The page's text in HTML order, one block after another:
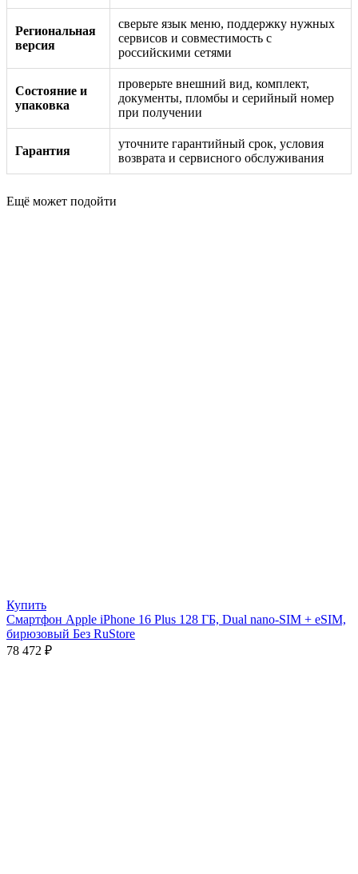
Региональная
версия
сверьте язык меню, поддержку нужных
сервисов и совместимость с
российскими сетями
Состояние и
упаковка
проверьте внешний вид, комплект,
документы, пломбы и серийный номер
при получении
Гарантия
уточните гарантийный срок, условия
возврата и сервисного обслуживания
Ещё может подойти
Купить
Смартфон Apple iPhone 16 Plus 128 ГБ, Dual nano-SIM + eSIM,
бирюзовый Без RuStore
78 472 ₽